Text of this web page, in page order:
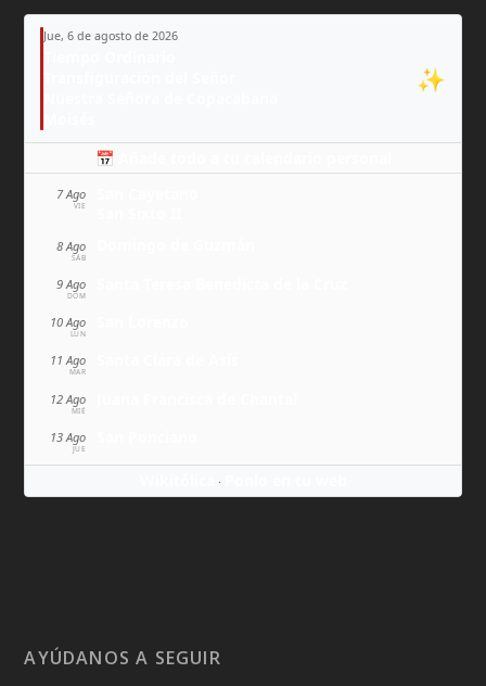
Jue, 6 de agosto de 2026
✨
📅 Añade todo a tu calendario personal
7 Ago
VIE
8 Ago
SÁB
9 Ago
DOM
10 Ago
LUN
11 Ago
MAR
12 Ago
MIÉ
13 Ago
JUE
·
AYÚDANOS A SEGUIR